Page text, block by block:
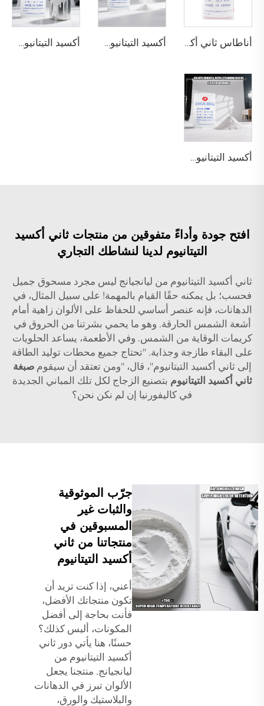
أناطاس ثاني أكسيد التيتانيوم A101 | الدرجة العامة أكسيد التيتانيوم الريتيلى R218 (درجة عالمية) أكسيد التيتانيوم الريتيلى R909 (الطلاءات والأصباغ - عام)
أكسيد التيتانيوم الروتايل R944 (درجة عالمية)
افتح جودة وأداءً متفوقين من منتجات ثاني أكسيد
التيتانيوم لدينا لنشاطك التجاري
ثاني أكسيد التيتانيوم من ليانجيانج ليس مجرد مسحوق جميل
فحسب؛ بل يمكنه حقًا القيام بالمهمة! على سبيل المثال، في
الدهانات، فإنه عنصر أساسي للحفاظ على الألوان زاهية أمام
أشعة الشمس الحارقة. وهو ما يحمي بشرتنا من الحروق في
كريمات الوقاية من الشمس. وفي الأطعمة، يساعد الحلويات
على البقاء طازجة وجذابة. "تحتاج جميع محطات توليد الطاقة
إلى ثاني أكسيد التيتانيوم"، قال، "ومن تعتقد أن سيقومصبغة
ثاني أكسيد التيتانيوم بتصنيع الزجاج لكل تلك المباني الجديدة
في كاليفورنيا إن لم نكن نحن؟
جرّب الموثوقية
والثبات غير
المسبوقين في
منتجاتنا من ثاني
أكسيد التيتانيوم
أعني، إذا كنت تريد أن
تكون منتجاتك الأفضل،
فأنت بحاجة إلى أفضل
المكونات، أليس كذلك؟
حسنًا، هنا يأتي دور ثاني
أكسيد التيتانيوم من
ليانجيانج. منتجنا يجعل
الألوان تبرز في الدهانات
والبلاستيك والورق،